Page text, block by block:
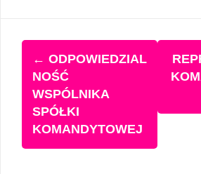
Zobacz
wpisy
← ODPOWIEDZIAL
NOŚĆ
WSPÓLNIKA
SPÓŁKI
KOMANDYTOWEJ